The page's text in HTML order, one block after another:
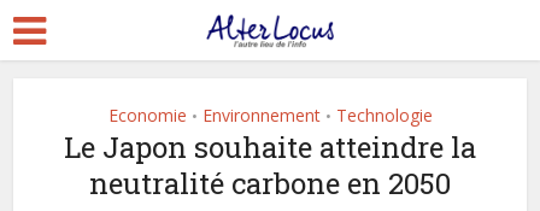
Economie • Environnement • Technologie
Le Japon souhaite atteindre la
neutralité carbone en 2050